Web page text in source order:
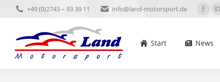
+49 (0)2743 – 93 39 11 info@land-motorsport.de
opens
Start News
Start News